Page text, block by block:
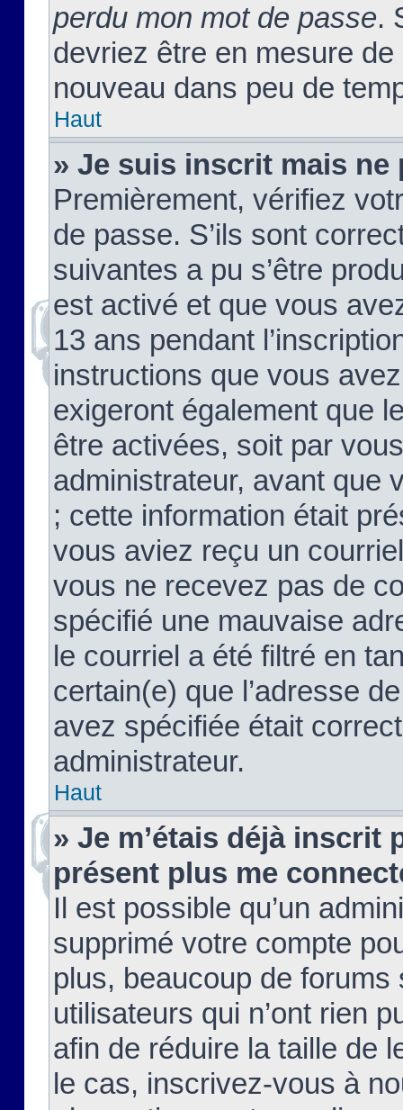
perdu mon mot de passe.
devriez être en mesure
nouveau dans peu de
Haut
» Je suis inscrit mais ne
Premièrement, vérifiez
de passe. S’ils sont
suivantes a pu s’être
est activé et que vous
13 ans pendant
instructions que vous
exigeront également que
être activées, soit par
administrateur, avant que
; cette information était
vous aviez reçu un
vous ne recevez pas de
spécifié une mauvaise
le courriel a été filtré en
certain(e) que l’adresse
avez spécifiée était
administrateur.
Haut
» Je m’étais déjà inscrit
présent plus me
Il est possible qu’un
supprimé votre compte
plus, beaucoup de
utilisateurs qui n’ont rien
afin de réduire la taille de
le cas, inscrivez-vous à